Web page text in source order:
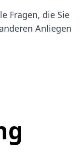
Fragen, die Sie
Anliegen